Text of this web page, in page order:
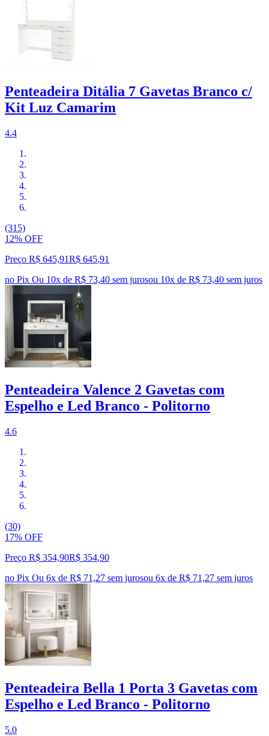
Penteadeira Ditália 7 Gavetas Branco c/
Kit Luz Camarim
4.4
(315)
12% OFF
Preço R$ 645,91R$ 645,91
no Pix Ou 10x de R$ 73,40 sem jurosou 10x de R$ 73,40 sem juros
Penteadeira Valence 2 Gavetas com
Espelho e Led Branco - Politorno
4.6
(30)
17% OFF
Preço R$ 354,90R$ 354,90
no Pix Ou 6x de R$ 71,27 sem jurosou 6x de R$ 71,27 sem juros
Penteadeira Bella 1 Porta 3 Gavetas com
Espelho e Led Branco - Politorno
5.0